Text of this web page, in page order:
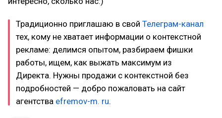
Традиционно приглашаю в свой Телеграм-канал
тех, кому не хватает информации о контекстной
рекламе: делимся опытом, разбираем фишки
работы, ищем, как выжать максимум из
Директа. Нужны продажи с контекстной без
подробностей — добро пожаловать на сайт
агентства efremov-m. ru.